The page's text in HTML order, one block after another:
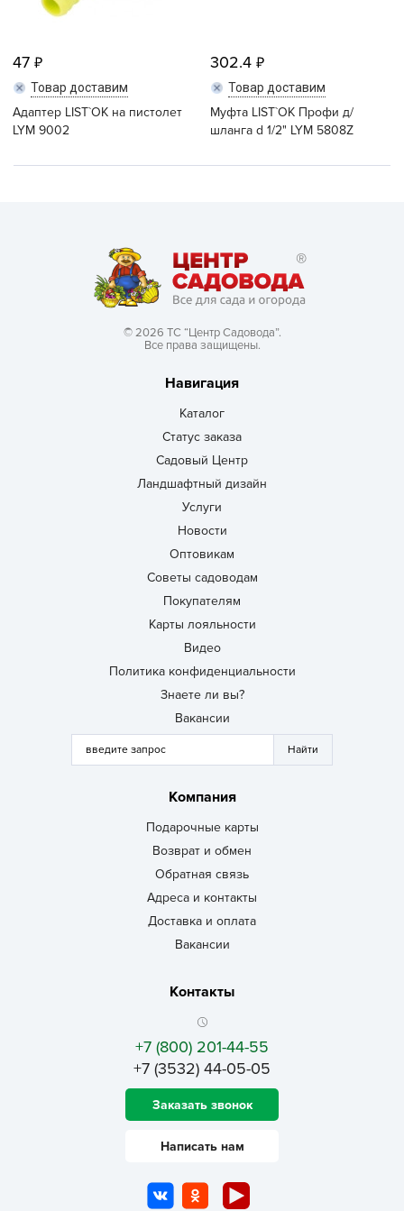
47
Товар доставим
Адаптер LIST`OK на пистолет
LYM 9002
302.4
Товар доставим
Муфта LIST`OK Профи д/
шланга d 1/2" LYM 5808Z
© 2026 ТС “Центр Садовода”.
Все права защищены.
Навигация
Каталог
Статус заказа
Садовый Центр
Ландшафтный дизайн
Услуги
Новости
Оптовикам
Советы садоводам
Покупателям
Карты лояльности
Видео
Политика конфиденциальности
Знаете ли вы?
Вакансии
Компания
Подарочные карты
Возврат и обмен
Обратная связь
Адреса и контакты
Доставка и оплата
Вакансии
Контакты
+7 (800) 201-44-55
+7 (3532) 44-05-05
Заказать звонок
Написать нам